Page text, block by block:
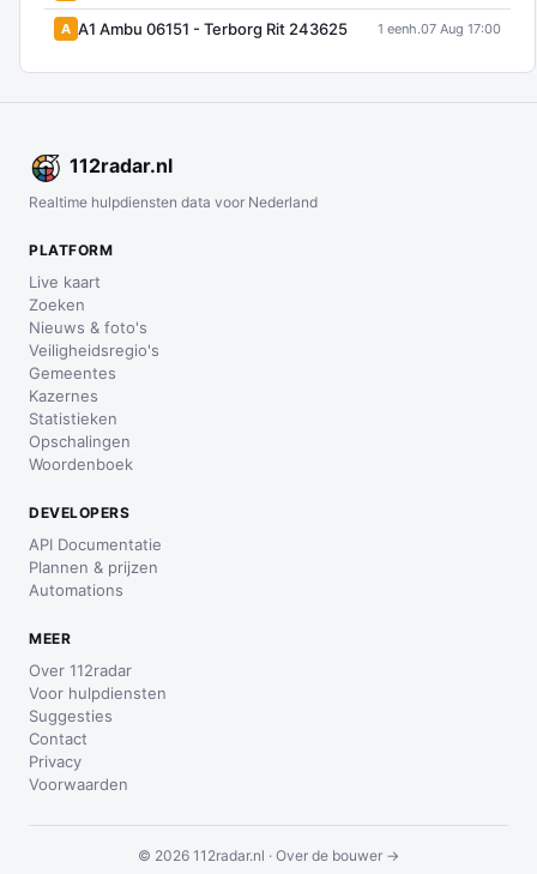
A A1 Ambu 06151 - Terborg Rit 243625 1 eenh.07 Aug 17:00
112radar.nl
Realtime hulpdiensten data voor Nederland
PLATFORM
Live kaart
Zoeken
Nieuws & foto's
Veiligheidsregio's
Gemeentes
Kazernes
Statistieken
Opschalingen
Woordenboek
DEVELOPERS
API Documentatie
Plannen & prijzen
Automations
MEER
Over 112radar
Voor hulpdiensten
Suggesties
Contact
Privacy
Voorwaarden
© 2026 112radar.nl · Over de bouwer →